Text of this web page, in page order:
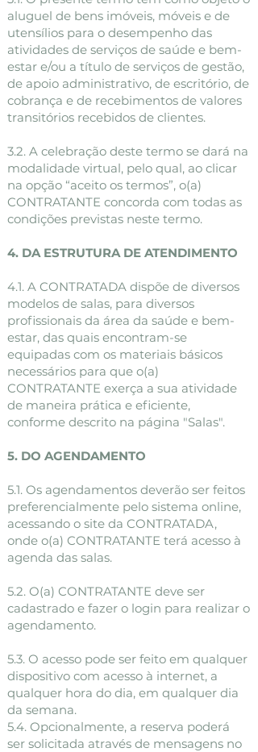
aluguel de bens imóveis, móveis e de
utensílios para o desempenho das
atividades de serviços de saúde e bem-
estar e/ou a título de serviços de gestão,
de apoio administrativo, de escritório, de
cobrança e de recebimentos de valores
transitórios recebidos de clientes.
3.2. A celebração deste termo se dará na
modalidade virtual, pelo qual, ao clicar
na opção “aceito os termos”, o(a)
CONTRATANTE concorda com todas as
condições previstas neste termo.
4. DA ESTRUTURA DE ATENDIMENTO
4.1. A CONTRATADA dispõe de diversos
modelos de salas, para diversos
profissionais da área da saúde e bem-
estar, das quais encontram-se
equipadas com os materiais básicos
necessários para que o(a)
CONTRATANTE exerça a sua atividade
de maneira prática e eficiente,
conforme descrito na página "Salas".
5. DO AGENDAMENTO
5.1. Os agendamentos deverão ser feitos
preferencialmente pelo sistema online,
acessando o site da CONTRATADA,
onde o(a) CONTRATANTE terá acesso à
agenda das salas.
5.2. O(a) CONTRATANTE deve ser
cadastrado e fazer o login para realizar o
agendamento.
5.3. O acesso pode ser feito em qualquer
dispositivo com acesso à internet, a
qualquer hora do dia, em qualquer dia
da semana.
5.4. Opcionalmente, a reserva poderá
ser solicitada através de mensagens no